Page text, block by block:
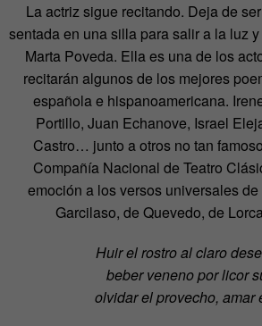
La actriz sigue recitando. Deja de
sentada en una silla para salir a la luz
Marta Poveda. Ella es una de los
recitarán algunos de los mejores
española e hispanoamericana.
Portillo, Juan Echanove, Israel
Castro… junto a otros no tan
Compañía Nacional de Teatro
emoción a los versos universales
Garcilaso, de Quevedo, de
Huir el rostro al claro
beber veneno por licor
olvidar el provecho, amar